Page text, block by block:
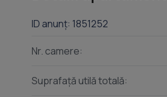
ID anunț: 1851252
Nr. camere:
Suprafață utilă totală: